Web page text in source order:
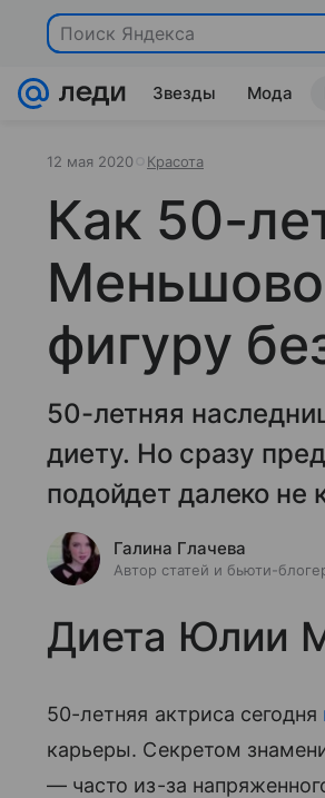
Звезды Мода
12 мая 2020 Красота
Как 50-
фигуру
50-летняя
диету. Но сразу
подойдет далеко не
Галина Глачева
Автор статей и бьюти-
Диета Юлии
50-летняя актриса сегодня
карьеры. Секретом
— часто из-за